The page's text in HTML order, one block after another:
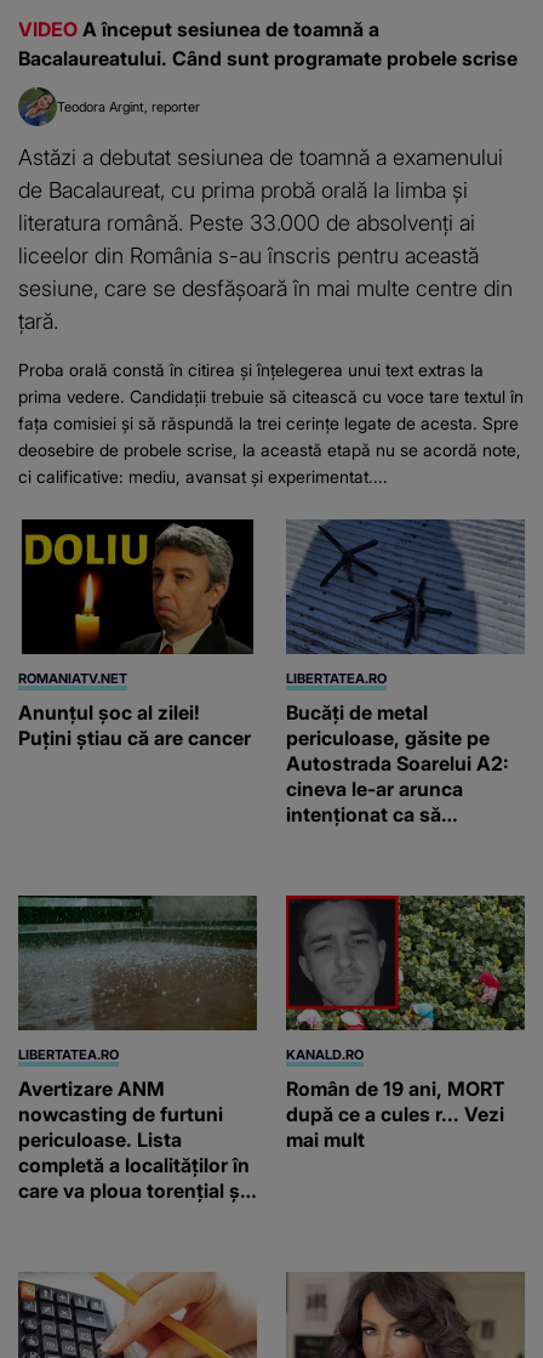
VIDEO A început sesiunea de toamnă a
Bacalaureatului. Când sunt programate probele scrise
Teodora Argint reporter
Astăzi a debutat sesiunea de toamnă a examenului
de Bacalaureat, cu prima probă orală la limba și
literatura română. Peste 33.000 de absolvenți ai
liceelor din România s-au înscris pentru această
sesiune, care se desfășoară în mai multe centre din
țară.
Proba orală constă în citirea și înțelegerea unui text extras la
prima vedere. Candidații trebuie să citească cu voce tare textul în
fața comisiei și să răspundă la trei cerințe legate de acesta. Spre
deosebire de probele scrise, la această etapă nu se acordă note,
ci calificative: mediu, avansat și experimentat....
ROMANIATV.NET
Anunţul şoc al zilei!
Puţini ştiau că are cancer
LIBERTATEA.RO
Bucăți de metal
periculoase, găsite pe
Autostrada Soarelui A2:
cineva le-ar arunca
intenționat ca să
LIBERTATEA.RO
Avertizare ANM
nowcasting de furtuni
periculoase. Lista
completă a localităților în
care va ploua torențial și
KANALD.RO
Român de 19 ani, MORT
după ce a cules r... Vezi
mai mult